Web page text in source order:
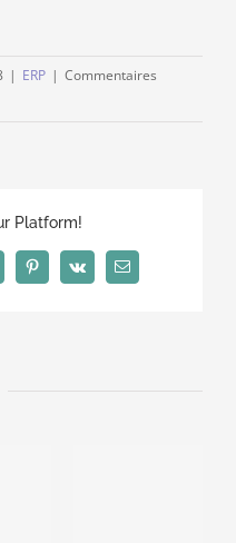
| ERP | Commentaires
Platform!
Tumblr PinterestVk Email